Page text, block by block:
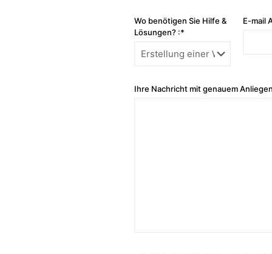
Wo benötigen Sie Hilfe &
Lösungen? :*
E-mail
Ihre Nachricht mit genauem